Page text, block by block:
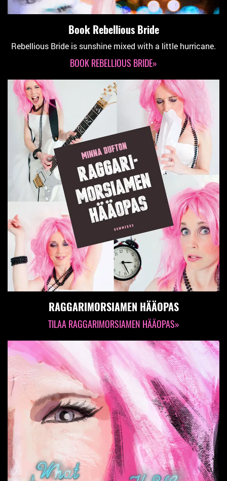
Book Rebellious Bride
Rebellious Bride is sunshine mixed with a little hurricane.
BOOK REBELLIOUS BRIDE»
RAGGARIMORSIAMEN HÄÄOPAS
TILAA RAGGARIMORSIAMEN HÄÄOPAS»